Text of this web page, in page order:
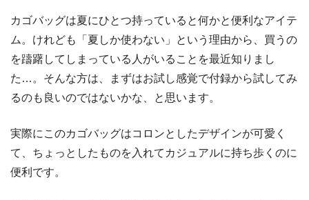
カゴバッグは夏にひとつ持っていると何かと便利なアイテ
ム。けれども「夏しか使わない」という理由から、買うの
を躊躇してしまっている人がいることを最近知りまし
た…。そんな方は、まずはお試し感覚で付録から試してみ
るのも良いのではないかな、と思います。
実際にこのカゴバッグはコロンとしたデザインが可愛く
て、ちょっとしたものを入れてカジュアルに持ち歩くのに
便利です。